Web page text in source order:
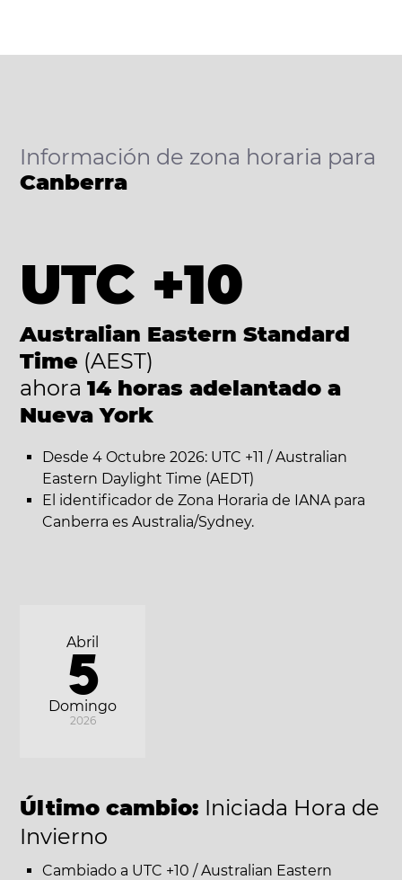
Información de zona horaria para
Canberra
UTC +10
Australian Eastern Standard
Time (AEST)
ahora 14 horas adelantado a
Nueva York
Desde 4 Octubre 2026: UTC +11 / Australian
Eastern Daylight Time (AEDT)
El identificador de Zona Horaria de IANA para
Canberra es Australia/Sydney.
Domingo
Abril
5
2026
Último cambio: Iniciada Hora de
Invierno
Cambiado a UTC +10 / Australian Eastern